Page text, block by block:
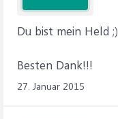
Du bist mein Held ;)
Besten Dank!!!
27. Januar 2015